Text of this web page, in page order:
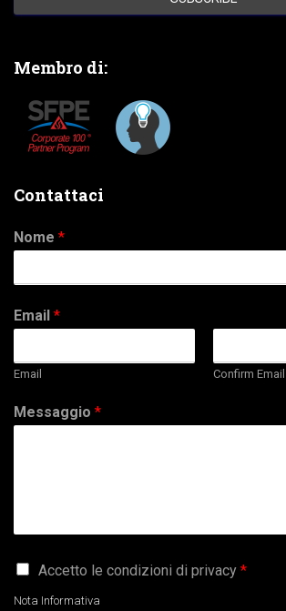
Membro di:
Contattaci
Nome *
Email *
Email Confirm Email
Messaggio *
G
P
Accetto le condizioni di privacy *
Nota Informativa